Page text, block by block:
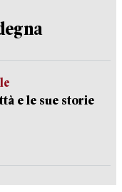
e le sue storie